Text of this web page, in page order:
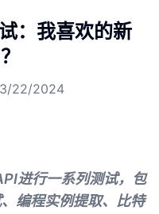
：我喜欢的新
3/22/2024
进行一系列测试，包
编程实例提取、比特